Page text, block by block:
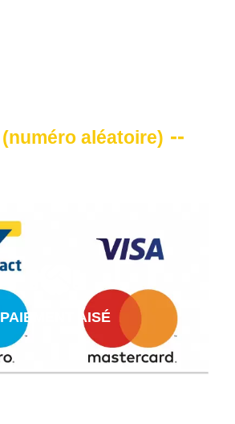
(numéro aléatoire) --
PAIEMENT AISÉ